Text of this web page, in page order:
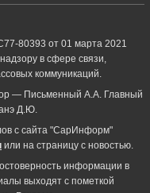
80393 от 01 марта 2021
в сфере связи,
коммуникаций.
— Письменный А.А. Главный
Д.Ю.
с сайта "СарИнформ"
или на страницу с новостью.
информации в
выходят с пометкой